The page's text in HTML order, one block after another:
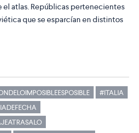
atlas. Repúblicas pertenecientes
que se esparcían en distintos
#ITALIA